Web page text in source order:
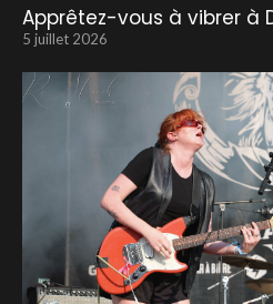
Apprêtez-vous à vibrer à
5 juillet 2026